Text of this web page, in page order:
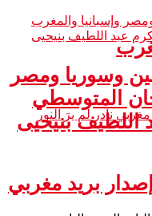
بريد مغربي
وسوريا ومصر
المتوسطي
اللطيف بنيحيى